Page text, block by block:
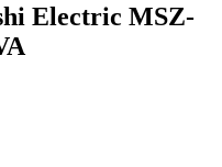
Electric MSZ-